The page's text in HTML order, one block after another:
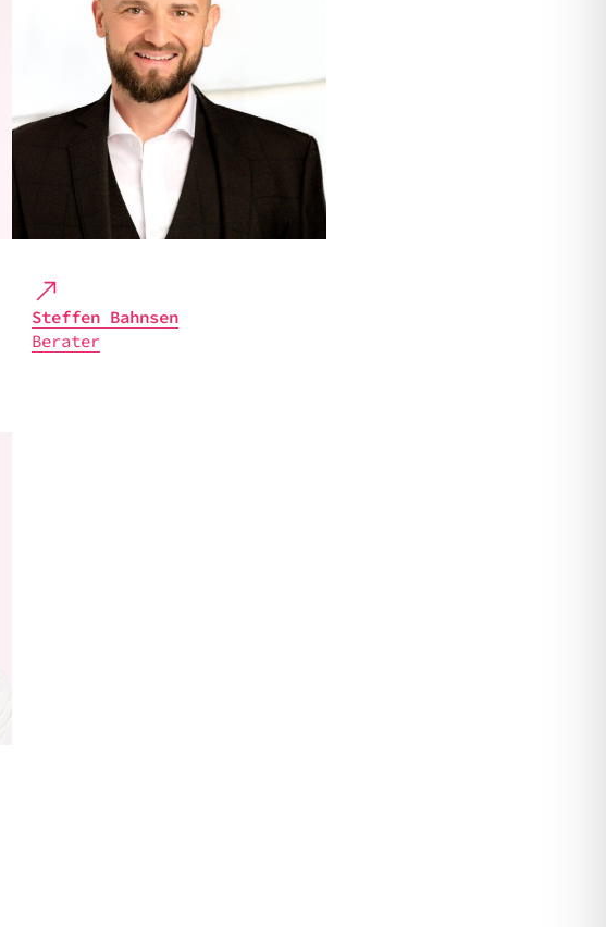
Stef­fen Bahn­sen
Bera­ter